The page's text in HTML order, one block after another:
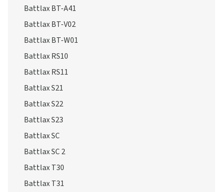
Battlax BT-A41
Battlax BT-V02
Battlax BT-W01
Battlax RS10
Battlax RS11
Battlax S21
Battlax S22
Battlax S23
Battlax SC
Battlax SC 2
Battlax T30
Battlax T31